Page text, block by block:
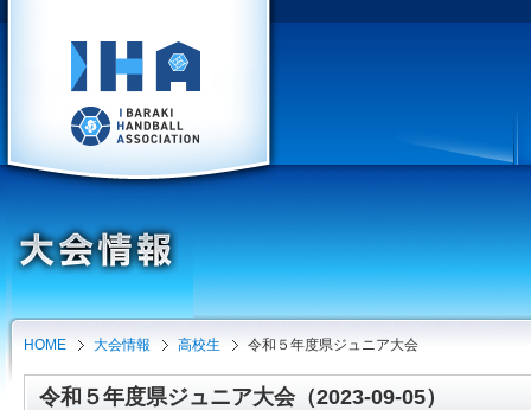
HOME 大会情報 高校生 令和５年度県ジュニア大会
令和５年度県ジュニア大会（2023-09-05）